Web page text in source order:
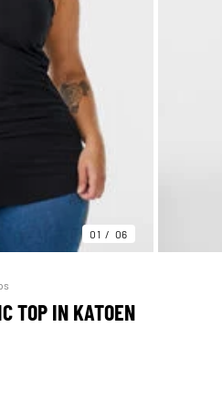
01 06
TOP IN KATOEN